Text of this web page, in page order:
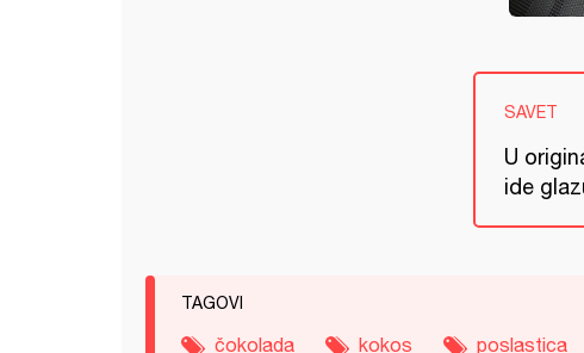
SAVET
U
ide
TAGOVI
čokolada kokos poslastica